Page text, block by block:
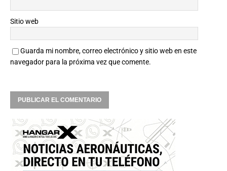
Sitio web
Guarda mi nombre, correo electrónico y sitio web en este
navegador para la próxima vez que comente.